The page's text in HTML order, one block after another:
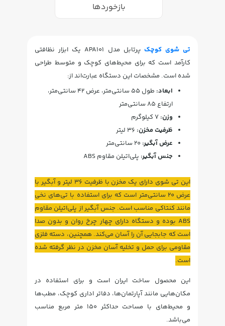
بازخوردها
تی شوی کوچک
پرتابل مدل APA101 یک ابزار نظافتی
کارآمد است که برای محیط‌های کوچک و متوسط طراحی
شده است. مشخصات این دستگاه عبارت‌اند از:
ابعاد:
طول ۵۵ سانتی‌متر، عرض ۴۲ سانتی‌متر،
ارتفاع ۸۵ سانتی‌متر
وزن: ۷ کیلوگرم
ظرفیت مخزن:
عرض آبگیر:
جنس آبگیر: پلی‌اتیلن مقاوم ABS
این تی شوی دارای یک مخزن با ظرفیت ۳۶ لیتر و آبگیر با
عرض ۲۰ سانتی‌متر است که برای استفاده با تی‌های نخی
مانند کنتاکی مناسب است. جنس آبگیر از پلی‌اتیلن مقاوم
ABS بوده و دستگاه دارای چهار چرخ روان و بدون صدا
است که جابجایی آن را آسان می‌کند. همچنین، دسته فلزی
مقاومی برای حمل و تخلیه آسان مخزن در نظر گرفته شده
است.
این محصول ساخت ایران است و برای استفاده در
مکان‌هایی مانند آپارتمان‌ها، دفاتر اداری کوچک، مطب‌ها
و محیط‌های با مساحت حداکثر ۱۵۰ متر مربع مناسب
می‌باشد.